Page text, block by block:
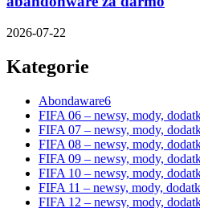
2026-07-22
Kategorie
Abondaware6
FIFA 06 – newsy, mody,
FIFA 07 – newsy, mody,
FIFA 08 – newsy, mody,
FIFA 09 – newsy, mody,
FIFA 10 – newsy, mody,
FIFA 11 – newsy, mody,
FIFA 12 – newsy, mody,